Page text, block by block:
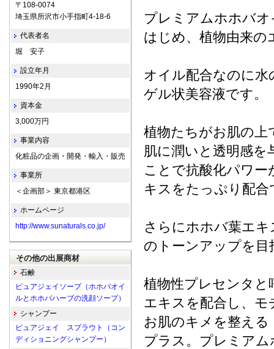
プレミアムホホバ
はじめ、植物由来の
オイル配合なのに水
ゲル状美容液です。
植物たちがお肌の上
肌に潤いと透明感
ことで抗酸化パワ
キスをたっぷり配
さらにホホバ葉エ
のトーンアップを目
植物性プレセンタ
エキスを配合し、
お肌のキメを整え
プラス。プレミア
〒108-0074
埼玉県所沢市小手指町4-18-6
代表者名
堀 安子
設立年月
1990年2月
資本金
3,000万円
事業内容
化粧品の企画・開発・輸入・販売
事業所
＜企画部＞ 東京都港区
ホームページ
http://www.sunaturals.co.jp/
その他の出展商材
石鹸
ピュアジェイソープ（ホホバオイ
ルとホホバハーブの洗顔ソープ）
シャンプー
ピュアジェイ スプラウト（コン
ディショニングシャンプー）